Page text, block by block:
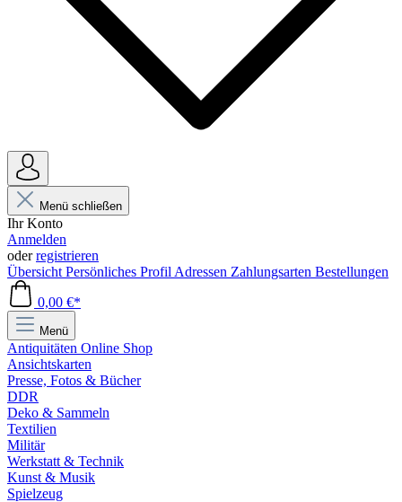
Menü schließen
Ihr Konto
Anmelden
oderregistrieren
Übersicht Persönliches Profil Adressen Zahlungsarten Bestellungen
0,00 €*
Menü
Antiquitäten Online Shop
Ansichtskarten
Presse, Fotos & Bücher
DDR
Deko & Sammeln
Textilien
Militär
Werkstatt & Technik
Kunst & Musik
Spielzeug